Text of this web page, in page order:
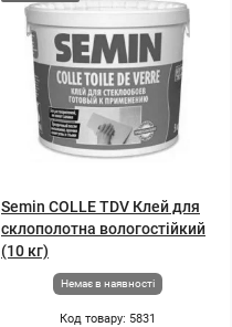
Semin COLLE TDV Клей для
склополотна вологостійкий
(10 кг)
Немає в наявності
Код товару: 5831